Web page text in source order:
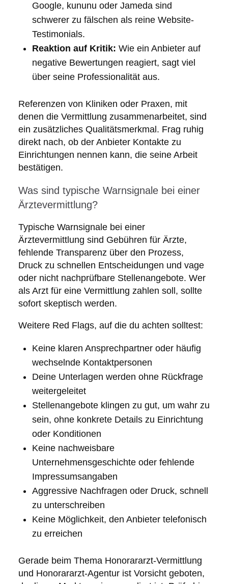
Google, kununu oder Jameda sind
schwerer zu fälschen als reine Website-
Testimonials.
Reaktion auf Kritik: Wie ein Anbieter auf
negative Bewertungen reagiert, sagt viel
über seine Professionalität aus.
Referenzen von Kliniken oder Praxen, mit
denen die Vermittlung zusammenarbeitet, sind
ein zusätzliches Qualitätsmerkmal. Frag ruhig
direkt nach, ob der Anbieter Kontakte zu
Einrichtungen nennen kann, die seine Arbeit
bestätigen.
Was sind typische Warnsignale bei einer
Ärztevermittlung?
Typische Warnsignale bei einer
Ärztevermittlung sind Gebühren für Ärzte,
fehlende Transparenz über den Prozess,
Druck zu schnellen Entscheidungen und vage
oder nicht nachprüfbare Stellenangebote. Wer
als Arzt für eine Vermittlung zahlen soll, sollte
sofort skeptisch werden.
Weitere Red Flags, auf die du achten solltest:
Keine klaren Ansprechpartner oder häufig
wechselnde Kontaktpersonen
Deine Unterlagen werden ohne Rückfrage
weitergeleitet
Stellenangebote klingen zu gut, um wahr zu
sein, ohne konkrete Details zu Einrichtung
oder Konditionen
Keine nachweisbare
Unternehmensgeschichte oder fehlende
Impressumsangaben
Aggressive Nachfragen oder Druck, schnell
zu unterschreiben
Keine Möglichkeit, den Anbieter telefonisch
zu erreichen
Gerade beim Thema Honorararzt-Vermittlung
und Honorararzt-Agentur ist Vorsicht geboten,